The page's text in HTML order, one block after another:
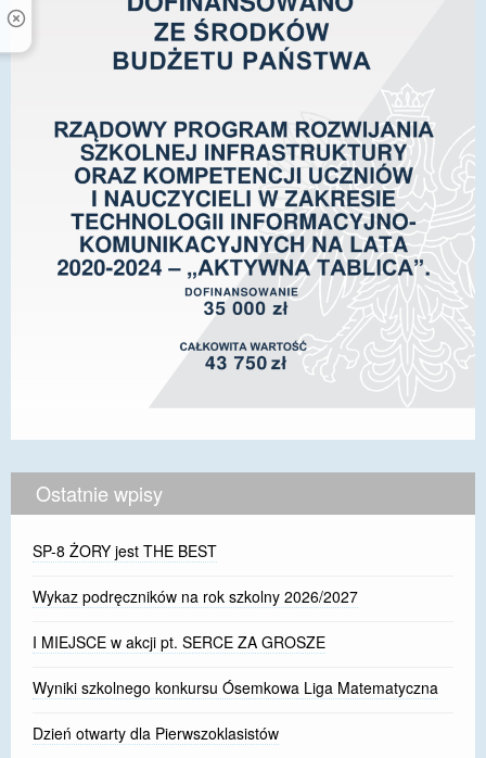
Ostatnie wpisy
SP-8 ŻORY jest THE BEST
Wykaz podręczników na rok szkolny 2026/2027
I MIEJSCE w akcji pt. SERCE ZA GROSZE
Wyniki szkolnego konkursu Ósemkowa Liga Matematyczna
Dzień otwarty dla Pierwszoklasistów